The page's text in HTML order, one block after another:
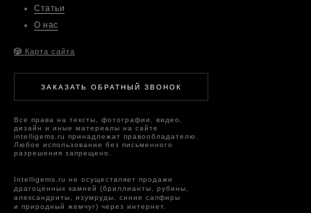
ЗАКАЗАТЬ ОБРАТНЫЙ ЗВОНОК
Intelligems.ru не осуществляет продажи
драгоценных камней (бриллианты, рубины,
александриты, изумруды, синие сапфиры
и природный жемчуг) через интернет.
Все права на тексты, фотографии, видео,
дизайн и иные материалы на сайте
intelligems.ru принадлежат правообладателю.
Любое использование без письменного
разрешения запрещено.
Статьи
О нас
🎲 Карта сайта